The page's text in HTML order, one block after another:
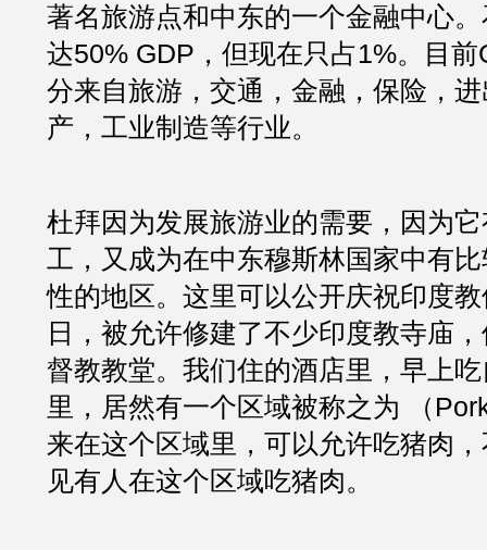
著名旅游点和中东的一个金融中心
达50% GDP，但现在只占1%。目
分来自旅游，交通，金融，保险，
产，工业制造等行业。
杜拜因为发展旅游业的需要，因为
工，又成为在中东穆斯林国家中有
性的地区。这里可以公开庆祝印度
日，被允许修建了不少印度教寺庙
督教教堂。我们住的酒店里，早上
里，居然有一个区域被称之为 （
来在这个区域里，可以允许吃猪肉
见有人在这个区域吃猪肉。